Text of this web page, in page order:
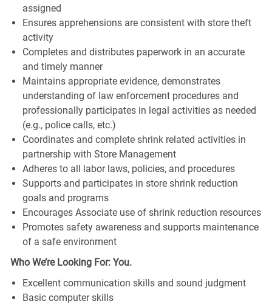
assigned
Ensures apprehensions are consistent with store theft
activity
Completes and distributes paperwork in an accurate
and timely manner
Maintains appropriate evidence, demonstrates
understanding of law enforcement procedures and
professionally participates in legal activities as needed
(e.g., police calls, etc.)
Coordinates and complete shrink related activities in
partnership with Store Management
Adheres to all labor laws, policies, and procedures
Supports and participates in store shrink reduction
goals and programs
Encourages Associate use of shrink reduction resources
Promotes safety awareness and supports maintenance
of a safe environment
Who We’re Looking For: You.
Excellent communication skills and sound judgment
Basic computer skills